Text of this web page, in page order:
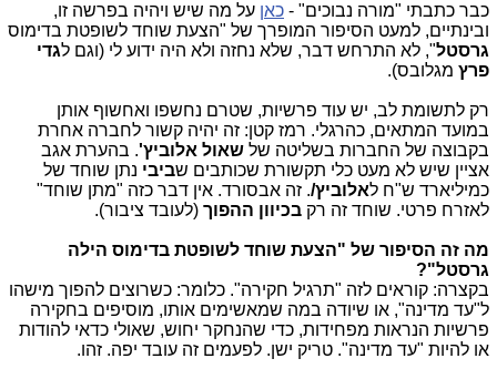
כבר כתבתי "מורה נבוכים" - כאן על מה שיש ויהיה בפרשה זו,
ובינתיים, למעט הסיפור המופרך של "הצעת שוחד לשופטת בדימוס
גרסטל", לא התרחש דבר, שלא נחזה ולא היה ידוע לי (וגם לגדי
פרץ מגלובס).
רק לתשומת לב, יש עוד פרשיות, שטרם נחשפו ואחשוף אותן
במועד המתאים, כהרגלי. רמז קטן: זה יהיה קשור לחברה אחרת
בקבוצה של החברות בשליטה של שאול אלוביץ'. בהערת אגב
אציין שיש לא מעט כלי תקשורת שכותבים שביבי נתן שוחד של
כמיליארד ש"ח לאלוביץ/. זה אבסורד. אין דבר כזה "מתן שוחד"
לאזרח פרטי. שוחד זה רק בכיוון ההפוך (לעובד ציבור).
מה זה הסיפור של "הצעת שוחד לשופטת בדימוס הילה
גרסטל"?
בקצרה: קוראים לזה "תרגיל חקירה". כלומר: כשרוצים להפוך מישהו
ל"עד מדינה", או שיודה במה שמאשימים אותו, מוסיפים בחקירה
פרשיות הנראות מפחידות, כדי שהנחקר יחוש, שאולי כדאי להודות
או להיות "עד מדינה". טריק ישן. לפעמים זה עובד יפה. זהו.